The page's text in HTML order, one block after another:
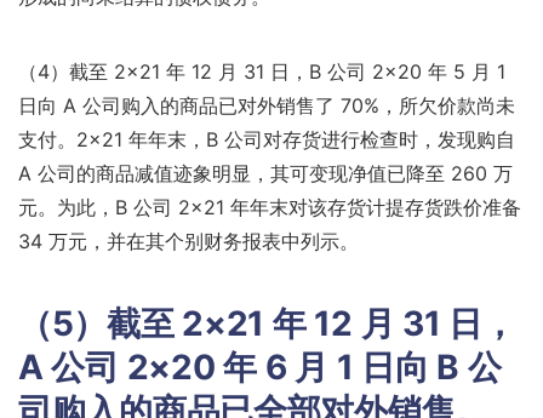
（4）截至 2×21 年 12 月 31 日，B 公司 2×20 年 5 月 1
日向 A 公司购入的商品已对外销售了 70%，所欠价款尚未
支付。2×21 年年末，B 公司对存货进行检查时，发现购自
A 公司的商品减值迹象明显，其可变现净值已降至 260 万
元。为此，B 公司 2×21 年年末对该存货计提存货跌价准备
34 万元，并在其个别财务报表中列示。
（5）截至 2×21 年 12 月 31 日，
A 公司 2×20 年 6 月 1 日向 B 公